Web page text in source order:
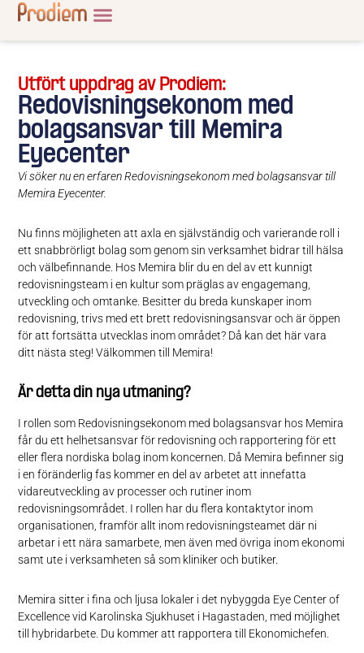
Utfört uppdrag av Prodiem:
Redovisningsekonom med
bolagsansvar till Memira
Eyecenter
Vi söker nu en erfaren Redovisningsekonom med bolagsansvar till
Memira Eyecenter.
Nu finns möjligheten att axla en självständig och varierande roll i
ett snabbrörligt bolag som genom sin verksamhet bidrar till hälsa
och välbefinnande. Hos Memira blir du en del av ett kunnigt
redovisningsteam i en kultur som präglas av engagemang,
utveckling och omtanke. Besitter du breda kunskaper inom
redovisning, trivs med ett brett redovisningsansvar och är öppen
för att fortsätta utvecklas inom området? Då kan det här vara
ditt nästa steg! Välkommen till Memira!
Är detta din nya utmaning?
I rollen som Redovisningsekonom med bolagsansvar hos Memira
får du ett helhetsansvar för redovisning och rapportering för ett
eller flera nordiska bolag inom koncernen. Då Memira befinner sig
i en föränderlig fas kommer en del av arbetet att innefatta
vidareutveckling av processer och rutiner inom
redovisningsområdet. I rollen har du flera kontaktytor inom
organisationen, framför allt inom redovisningsteamet där ni
arbetar i ett nära samarbete, men även med övriga inom ekonomi
samt ute i verksamheten så som kliniker och butiker.
Memira sitter i fina och ljusa lokaler i det nybyggda Eye Center of
Excellence vid Karolinska Sjukhuset i Hagastaden, med möjlighet
till hybridarbete. Du kommer att rapportera till Ekonomichefen.